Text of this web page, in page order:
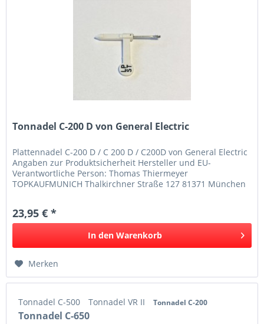
Tonnadel C-200 D von General Electric
Plattennadel C-200 D / C 200 D / C200D von General Electric
Angaben zur Produktsicherheit Hersteller und EU-
Verantwortliche Person: Thomas Thiermeyer
TOPKAUFMUNICH Thalkirchner Straße 127 81371 München
23,95 € *
In den Warenkorb
Merken
Tonnadel C-500 Tonnadel VR II Tonnadel C-200
Tonnadel C-650